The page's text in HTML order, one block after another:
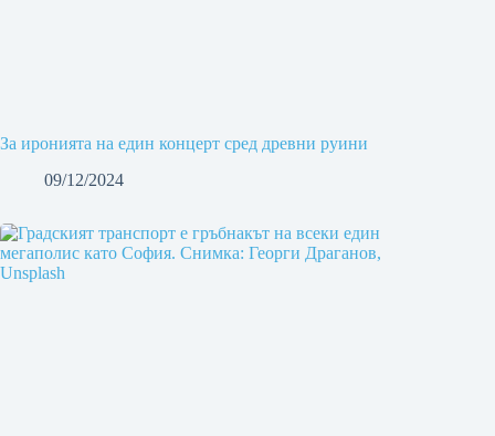
За иронията на един концерт сред древни руини
09/12/2024